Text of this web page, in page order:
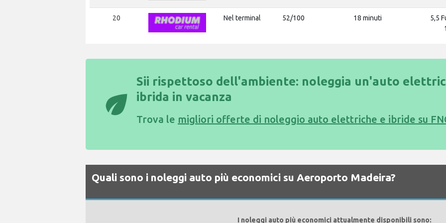
20 Nel terminal 52/100 18 minuti
5,5
eco
Sii rispettoso dell'ambiente: noleggia un'auto
ibrida in vacanza
Trova le migliori offerte di noleggio auto elettriche e ibride su
Quali sono i noleggi auto più economici su Aeroporto Madeira?
I noleggi auto più economici attualmente disponibili sono: